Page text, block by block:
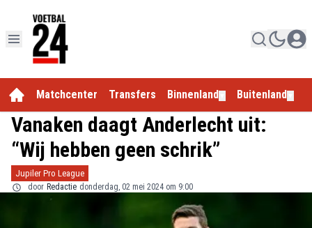
Matchcenter Transfers Binnenland Buitenland
Vanaken daagt Anderlecht uit:
“Wij hebben geen schrik”
Jupiler Pro League
door Redactie donderdag, 02 mei 2024 om 9:00